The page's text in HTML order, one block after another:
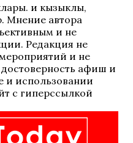
иң кызыклы,
Мнение автора
и не
Редакция не
и не
достоверность афиш и
и использовании
с гиперссылкой